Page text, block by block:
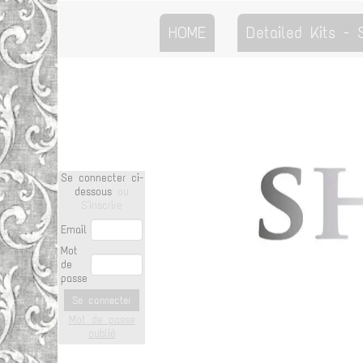
HOME Detailed Kits -
Se connecter ci-
dessous
Email
Mot
de
passe
Se connecter
Mot de passe